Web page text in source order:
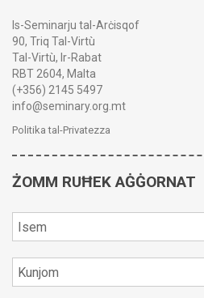
Is-Seminarju tal-Arċisqof
90, Triq Tal-Virtù
Tal-Virtù, Ir-Rabat
RBT 2604, Malta
(+356) 2145 5497
info@seminary.org.mt
Politika tal-Privatezza
ŻOMM RUĦEK AĠĠORNAT